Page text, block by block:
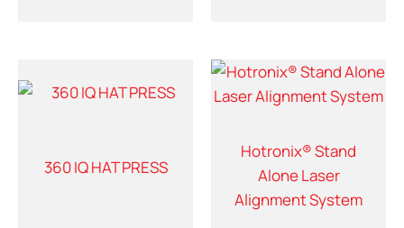
360 IQ HAT PRESS
Hotronix® Stand
Alone Laser
Alignment System